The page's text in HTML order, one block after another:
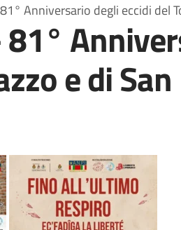
Anniversario degli eccidi del
e di San